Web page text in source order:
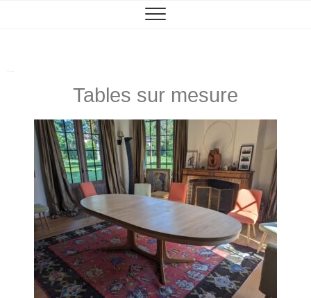
Tables sur mesure